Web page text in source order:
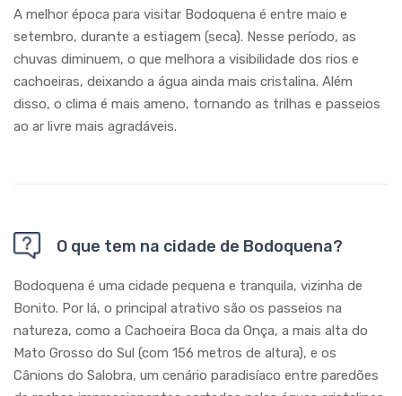
A melhor época para visitar Bodoquena é entre maio e
setembro, durante a estiagem (seca). Nesse período, as
chuvas diminuem, o que melhora a visibilidade dos rios e
cachoeiras, deixando a água ainda mais cristalina. Além
disso, o clima é mais ameno, tornando as trilhas e passeios
ao ar livre mais agradáveis.
O que tem na cidade de Bodoquena?
Bodoquena é uma cidade pequena e tranquila, vizinha de
Bonito. Por lá, o principal atrativo são os passeios na
natureza, como a Cachoeira Boca da Onça, a mais alta do
Mato Grosso do Sul (com 156 metros de altura), e os
Cânions do Salobra, um cenário paradisíaco entre paredões